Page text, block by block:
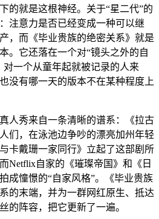
的就是这根神经。关于“星二代”的
注意力是否已经变成一种可以继
，而《毕业贵族的绝密关系》就是
。它还落在一个对“镜头之外的自
对一个从童年起就被记录的人来
没有哪一天的版本不在某种程度上
人秀来自一条清晰的谱系：《拉古
们，在泳池边争吵的漂亮加州年轻
卡戴珊一家同行》立起了这部剧所
Netflix自家的《璀璨帝国》和《日
成憧憬的“自家风格”。《毕业贵族
的末端，并为一群网红原生、抵达
的阵容，把它更新了一遍。